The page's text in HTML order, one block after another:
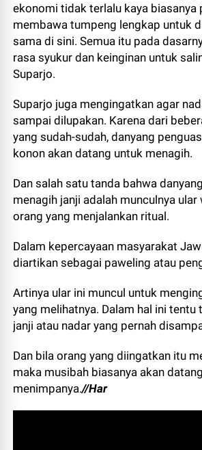
ekonomi tidak terlalu kaya biasanya
membawa tumpeng lengkap untuk
sama di sini. Semua itu pada
rasa syukur dan keinginan untuk
Suparjo.
Suparjo juga mengingatkan agar
sampai dilupakan. Karena dari
yang sudah-sudah, danyang
konon akan datang untuk menagih.
Dan salah satu tanda bahwa
menagih janji adalah munculnya
orang yang menjalankan ritual.
Dalam kepercayaan masyarakat
diartikan sebagai paweling atau
Artinya ular ini muncul untuk
yang melihatnya. Dalam hal ini tentu
janji atau nadar yang pernah
Dan bila orang yang diingatkan itu
maka musibah biasanya akan datang
menimpanya.//Har